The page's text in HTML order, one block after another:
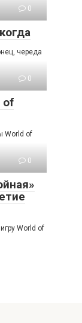
0
череда
0
of
World of
0
World of